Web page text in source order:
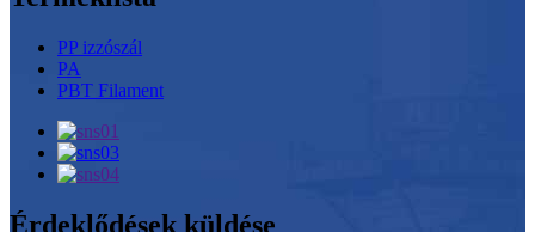
PP izzószál
PA
PBT Filament
Érdeklődések küldése